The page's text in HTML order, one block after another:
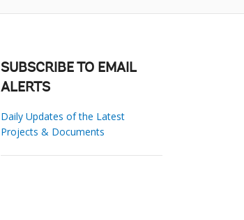
SUBSCRIBE TO EMAIL
ALERTS
Daily Updates of the Latest
Projects & Documents